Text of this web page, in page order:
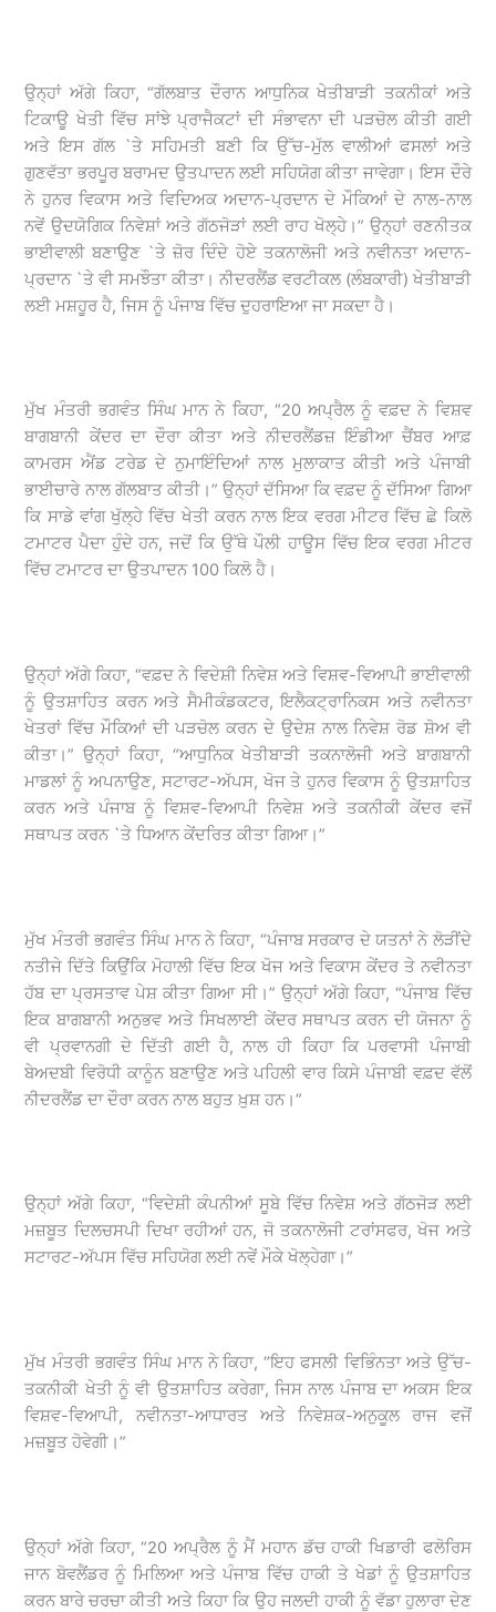
ਉਨ੍ਹਾਂ ਅੱਗੇ ਕਿਹਾ, “ਗੱਲਬਾਤ ਦੌਰਾਨ ਆਧੁਨਿਕ ਖੇਤੀਬਾੜੀ ਤਕਨੀਕਾਂ ਅਤੇ
ਟਿਕਾਊ ਖੇਤੀ ਵਿੱਚ ਸਾਂਝੇ ਪ੍ਰਾਜੈਕਟਾਂ ਦੀ ਸੰਭਾਵਨਾ ਦੀ ਪੜਚੋਲ ਕੀਤੀ ਗਈ
ਅਤੇ ਇਸ ਗੱਲ `ਤੇ ਸਹਿਮਤੀ ਬਣੀ ਕਿ ਉੱਚ-ਮੁੱਲ ਵਾਲੀਆਂ ਫਸਲਾਂ ਅਤੇ
ਗੁਣਵੱਤਾ ਭਰਪੂਰ ਬਰਾਮਦ ਉਤਪਾਦਨ ਲਈ ਸਹਿਯੋਗ ਕੀਤਾ ਜਾਵੇਗਾ। ਇਸ ਦੌਰੇ
ਨੇ ਹੁਨਰ ਵਿਕਾਸ ਅਤੇ ਵਿਦਿਅਕ ਅਦਾਨ-ਪ੍ਰਦਾਨ ਦੇ ਮੌਕਿਆਂ ਦੇ ਨਾਲ-ਨਾਲ
ਨਵੇਂ ਉਦਯੋਗਿਕ ਨਿਵੇਸ਼ਾਂ ਅਤੇ ਗੱਠਜੋੜਾਂ ਲਈ ਰਾਹ ਖੋਲ੍ਹੇ।” ਉਨ੍ਹਾਂ ਰਣਨੀਤਕ
ਭਾਈਵਾਲੀ ਬਣਾਉਣ `ਤੇ ਜ਼ੋਰ ਦਿੰਦੇ ਹੋਏ ਤਕਨਾਲੋਜੀ ਅਤੇ ਨਵੀਨਤਾ ਅਦਾਨ-
ਪ੍ਰਦਾਨ `ਤੇ ਵੀ ਸਮਝੌਤਾ ਕੀਤਾ। ਨੀਦਰਲੈਂਡ ਵਰਟੀਕਲ (ਲੰਬਕਾਰੀ) ਖੇਤੀਬਾੜੀ
ਲਈ ਮਸ਼ਹੂਰ ਹੈ, ਜਿਸ ਨੂੰ ਪੰਜਾਬ ਵਿੱਚ ਦੁਹਰਾਇਆ ਜਾ ਸਕਦਾ ਹੈ।
ਮੁੱਖ ਮੰਤਰੀ ਭਗਵੰਤ ਸਿੰਘ ਮਾਨ ਨੇ ਕਿਹਾ, “20 ਅਪ੍ਰੈਲ ਨੂੰ ਵਫ਼ਦ ਨੇ ਵਿਸ਼ਵ
ਬਾਗਬਾਨੀ ਕੇਂਦਰ ਦਾ ਦੌਰਾ ਕੀਤਾ ਅਤੇ ਨੀਦਰਲੈਂਡਜ਼ ਇੰਡੀਆ ਚੈਂਬਰ ਆਫ਼
ਕਾਮਰਸ ਐਂਡ ਟਰੇਡ ਦੇ ਨੁਮਾਇੰਦਿਆਂ ਨਾਲ ਮੁਲਾਕਾਤ ਕੀਤੀ ਅਤੇ ਪੰਜਾਬੀ
ਭਾਈਚਾਰੇ ਨਾਲ ਗੱਲਬਾਤ ਕੀਤੀ।” ਉਨ੍ਹਾਂ ਦੱਸਿਆ ਕਿ ਵਫ਼ਦ ਨੂੰ ਦੱਸਿਆ ਗਿਆ
ਕਿ ਸਾਡੇ ਵਾਂਗ ਖੁੱਲ੍ਹੇ ਵਿੱਚ ਖੇਤੀ ਕਰਨ ਨਾਲ ਇਕ ਵਰਗ ਮੀਟਰ ਵਿੱਚ ਛੇ ਕਿਲੋ
ਟਮਾਟਰ ਪੈਦਾ ਹੁੰਦੇ ਹਨ, ਜਦੋਂ ਕਿ ਉੱਥੇ ਪੌਲੀ ਹਾਊਸ ਵਿੱਚ ਇਕ ਵਰਗ ਮੀਟਰ
ਵਿੱਚ ਟਮਾਟਰ ਦਾ ਉਤਪਾਦਨ 100 ਕਿਲੋ ਹੈ।
ਉਨ੍ਹਾਂ ਅੱਗੇ ਕਿਹਾ, “ਵਫ਼ਦ ਨੇ ਵਿਦੇਸ਼ੀ ਨਿਵੇਸ਼ ਅਤੇ ਵਿਸ਼ਵ-ਵਿਆਪੀ ਭਾਈਵਾਲੀ
ਨੂੰ ਉਤਸ਼ਾਹਿਤ ਕਰਨ ਅਤੇ ਸੈਮੀਕੰਡਕਟਰ, ਇਲੈਕਟ੍ਰਾਨਿਕਸ ਅਤੇ ਨਵੀਨਤਾ
ਖੇਤਰਾਂ ਵਿੱਚ ਮੌਕਿਆਂ ਦੀ ਪੜਚੋਲ ਕਰਨ ਦੇ ਉਦੇਸ਼ ਨਾਲ ਨਿਵੇਸ਼ ਰੋਡ ਸ਼ੋਅ ਵੀ
ਕੀਤਾ।” ਉਨ੍ਹਾਂ ਕਿਹਾ, “ਆਧੁਨਿਕ ਖੇਤੀਬਾੜੀ ਤਕਨਾਲੋਜੀ ਅਤੇ ਬਾਗਬਾਨੀ
ਮਾਡਲਾਂ ਨੂੰ ਅਪਨਾਉਣ, ਸਟਾਰਟ-ਅੱਪਸ, ਖੋਜ ਤੇ ਹੁਨਰ ਵਿਕਾਸ ਨੂੰ ਉਤਸ਼ਾਹਿਤ
ਕਰਨ ਅਤੇ ਪੰਜਾਬ ਨੂੰ ਵਿਸ਼ਵ-ਵਿਆਪੀ ਨਿਵੇਸ਼ ਅਤੇ ਤਕਨੀਕੀ ਕੇਂਦਰ ਵਜੋਂ
ਸਥਾਪਤ ਕਰਨ `ਤੇ ਧਿਆਨ ਕੇਂਦਰਿਤ ਕੀਤਾ ਗਿਆ।”
ਮੁੱਖ ਮੰਤਰੀ ਭਗਵੰਤ ਸਿੰਘ ਮਾਨ ਨੇ ਕਿਹਾ, “ਪੰਜਾਬ ਸਰਕਾਰ ਦੇ ਯਤਨਾਂ ਨੇ ਲੋੜੀਂਦੇ
ਨਤੀਜੇ ਦਿੱਤੇ ਕਿਉਂਕਿ ਮੋਹਾਲੀ ਵਿੱਚ ਇਕ ਖੋਜ ਅਤੇ ਵਿਕਾਸ ਕੇਂਦਰ ਤੇ ਨਵੀਨਤਾ
ਹੱਬ ਦਾ ਪ੍ਰਸਤਾਵ ਪੇਸ਼ ਕੀਤਾ ਗਿਆ ਸੀ।” ਉਨ੍ਹਾਂ ਅੱਗੇ ਕਿਹਾ, “ਪੰਜਾਬ ਵਿੱਚ
ਇਕ ਬਾਗਬਾਨੀ ਅਨੁਭਵ ਅਤੇ ਸਿਖਲਾਈ ਕੇਂਦਰ ਸਥਾਪਤ ਕਰਨ ਦੀ ਯੋਜਨਾ ਨੂੰ
ਵੀ ਪ੍ਰਵਾਨਗੀ ਦੇ ਦਿੱਤੀ ਗਈ ਹੈ, ਨਾਲ ਹੀ ਕਿਹਾ ਕਿ ਪਰਵਾਸੀ ਪੰਜਾਬੀ
ਬੇਅਦਬੀ ਵਿਰੋਧੀ ਕਾਨੂੰਨ ਬਣਾਉਣ ਅਤੇ ਪਹਿਲੀ ਵਾਰ ਕਿਸੇ ਪੰਜਾਬੀ ਵਫ਼ਦ ਵੱਲੋਂ
ਨੀਦਰਲੈਂਡ ਦਾ ਦੌਰਾ ਕਰਨ ਨਾਲ ਬਹੁਤ ਖ਼ੁਸ਼ ਹਨ।”
ਉਨ੍ਹਾਂ ਅੱਗੇ ਕਿਹਾ, “ਵਿਦੇਸ਼ੀ ਕੰਪਨੀਆਂ ਸੂਬੇ ਵਿੱਚ ਨਿਵੇਸ਼ ਅਤੇ ਗੱਠਜੋੜ ਲਈ
ਮਜ਼ਬੂਤ ਦਿਲਚਸਪੀ ਦਿਖਾ ਰਹੀਆਂ ਹਨ, ਜੋ ਤਕਨਾਲੋਜੀ ਟਰਾਂਸਫਰ, ਖੋਜ ਅਤੇ
ਸਟਾਰਟ-ਅੱਪਸ ਵਿੱਚ ਸਹਿਯੋਗ ਲਈ ਨਵੇਂ ਮੌਕੇ ਖੋਲ੍ਹੇਗਾ।”
ਮੁੱਖ ਮੰਤਰੀ ਭਗਵੰਤ ਸਿੰਘ ਮਾਨ ਨੇ ਕਿਹਾ, “ਇਹ ਫਸਲੀ ਵਿਭਿੰਨਤਾ ਅਤੇ ਉੱਚ-
ਤਕਨੀਕੀ ਖੇਤੀ ਨੂੰ ਵੀ ਉਤਸ਼ਾਹਿਤ ਕਰੇਗਾ, ਜਿਸ ਨਾਲ ਪੰਜਾਬ ਦਾ ਅਕਸ ਇਕ
ਵਿਸ਼ਵ-ਵਿਆਪੀ, ਨਵੀਨਤਾ-ਆਧਾਰਤ ਅਤੇ ਨਿਵੇਸ਼ਕ-ਅਨੁਕੂਲ ਰਾਜ ਵਜੋਂ
ਮਜ਼ਬੂਤ ਹੋਵੇਗੀ।”
ਉਨ੍ਹਾਂ ਅੱਗੇ ਕਿਹਾ, “20 ਅਪ੍ਰੈਲ ਨੂੰ ਮੈਂ ਮਹਾਨ ਡੱਚ ਹਾਕੀ ਖਿਡਾਰੀ ਫਲੋਰਿਸ
ਜਾਨ ਬੋਵਲੈਂਡਰ ਨੂੰ ਮਿਲਿਆ ਅਤੇ ਪੰਜਾਬ ਵਿੱਚ ਹਾਕੀ ਤੇ ਖੇਡਾਂ ਨੂੰ ਉਤਸ਼ਾਹਿਤ
ਕਰਨ ਬਾਰੇ ਚਰਚਾ ਕੀਤੀ ਅਤੇ ਕਿਹਾ ਕਿ ਉਹ ਜਲਦੀ ਹਾਕੀ ਨੂੰ ਵੱਡਾ ਹੁਲਾਰਾ ਦੇਣ